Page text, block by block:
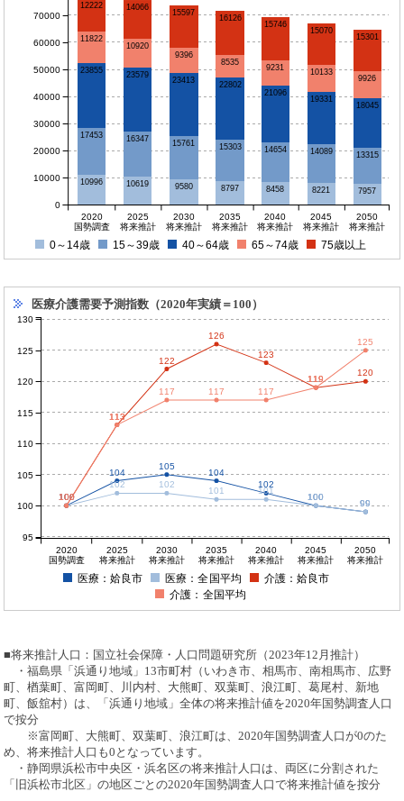
10996 10619 9580 8797 8458 8221 7957
17453 16347 15761 15303 14654 14089 13315
23855
23579
23413
22802
21096
19331
18045
11822
10920
9396
8535
9231 10133
9926
12222 14066
15597
16126
15746
15070
15301
2020
国勢調査
2025
将来推計
2030
将来推計
2035
将来推計
2040
将来推計
2045
将来推計
2050
将来推計
0
10000
20000
30000
40000
50000
60000
70000
0～14歳 15～39歳 40～64歳 65～74歳 75歳以上
医療介護需要予測指数（2020年実績＝100）
100
104
105
104
102
100
99
100
102 102
101 101
100
99
100
113
122
126
123
119
120
100
113
117 117 117
119
125
2020
国勢調査
2025
将来推計
2030
将来推計
2035
将来推計
2040
将来推計
2045
将来推計
2050
将来推計
100
105
110
115
120
125
95
130
医療：姶良市 医療：全国平均
介護：姶良市
介護：全国平均
■将来推計人口：国立社会保障・人口問題研究所（2023年12月推計）
・福島県「浜通り地域」13市町村（いわき市、相馬市、南相馬市、広野
町、楢葉町、富岡町、川内村、大熊町、双葉町、浪江町、葛尾村、新地
町、飯舘村）は、「浜通り地域」全体の将来推計値を2020年国勢調査人口
で按分
※富岡町、大熊町、双葉町、浪江町は、2020年国勢調査人口が0のた
め、将来推計人口も0となっています。
・静岡県浜松市中央区・浜名区の将来推計人口は、両区に分割された
「旧浜松市北区」の地区ごとの2020年国勢調査人口で将来推計値を按分